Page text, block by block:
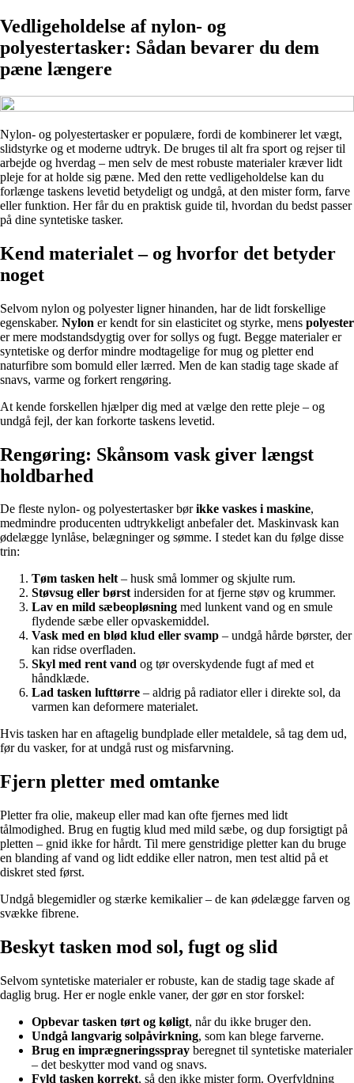
Vedligeholdelse af nylon- og
polyestertasker: Sådan bevarer du dem
pæne længere
Nylon- og polyestertasker er populære, fordi de kombinerer let vægt,
slidstyrke og et moderne udtryk. De bruges til alt fra sport og rejser til
arbejde og hverdag – men selv de mest robuste materialer kræver lidt
pleje for at holde sig pæne. Med den rette vedligeholdelse kan du
forlænge taskens levetid betydeligt og undgå, at den mister form, farve
eller funktion. Her får du en praktisk guide til, hvordan du bedst passer
på dine syntetiske tasker.
Kend materialet – og hvorfor det betyder
noget
Selvom nylon og polyester ligner hinanden, har de lidt forskellige
egenskaber. Nylon er kendt for sin elasticitet og styrke, mens polyester
er mere modstandsdygtig over for sollys og fugt. Begge materialer er
syntetiske og derfor mindre modtagelige for mug og pletter end
naturfibre som bomuld eller lærred. Men de kan stadig tage skade af
snavs, varme og forkert rengøring.
At kende forskellen hjælper dig med at vælge den rette pleje – og
undgå fejl, der kan forkorte taskens levetid.
Rengøring: Skånsom vask giver længst
holdbarhed
De fleste nylon- og polyestertasker børikke vaskes i maskine,
medmindre producenten udtrykkeligt anbefaler det. Maskinvask kan
ødelægge lynlåse, belægninger og sømme. I stedet kan du følge disse
trin:
Tøm tasken helt– husk små lommer og skjulte rum.
Støvsug eller børstindersiden for at fjerne støv og krummer.
Lav en mild sæbeopløsning med lunkent vand og en smule
flydende sæbe eller opvaskemiddel.
Vask med en blød klud eller svamp – undgå hårde børster, der
kan ridse overfladen.
Skyl med rent vand og tør overskydende fugt af med et
håndklæde.
Lad tasken lufttørre – aldrig på radiator eller i direkte sol, da
varmen kan deformere materialet.
Hvis tasken har en aftagelig bundplade eller metaldele, så tag dem ud,
før du vasker, for at undgå rust og misfarvning.
Fjern pletter med omtanke
Pletter fra olie, makeup eller mad kan ofte fjernes med lidt
tålmodighed. Brug en fugtig klud med mild sæbe, og dup forsigtigt på
pletten – gnid ikke for hårdt. Til mere genstridige pletter kan du bruge
en blanding af vand og lidt eddike eller natron, men test altid på et
diskret sted først.
Undgå blegemidler og stærke kemikalier – de kan ødelægge farven og
svække fibrene.
Beskyt tasken mod sol, fugt og slid
Selvom syntetiske materialer er robuste, kan de stadig tage skade af
daglig brug. Her er nogle enkle vaner, der gør en stor forskel:
Opbevar tasken tørt og køligt, når du ikke bruger den.
Undgå langvarig solpåvirkning, som kan blege farverne.
Brug en imprægneringsspray beregnet til syntetiske materialer
– det beskytter mod vand og snavs.
Fyld tasken korrekt, så den ikke mister form. Overfyldning